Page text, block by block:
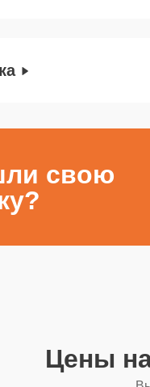
свою
Цены